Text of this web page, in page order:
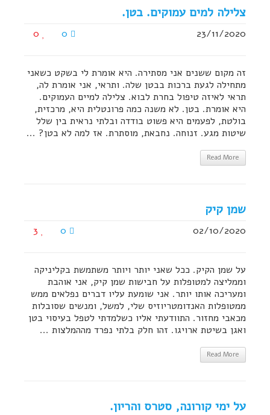
צלילה למים עמוקים. בטן.
23/11/2020
זה מקום ששנים אני מסתירה. היא אומרת לי בשקט כשאני
מתחילה לגעת ברכות בבטן שלה. ותראי, אני אומרת לה,
תראי לאיזה טיפול בחרת לבוא. צלילה למיים העמוקים.
היא אומרת. בטן. לא משנה כמה פרונטלית היא, מרכזית,
בולטת, לפעמים היא פשוט בודדה ובלתי נראית בין שלל
שיטות מגע. זנוחה. נחבאת, מוסתרת. אז למה לא בטן? ...
Read More
שמן קיק
02/10/2020
על שמן הקיק. ככל שאני יותר ויותר משתמשת בקליניקה
וממליצה למטופלות על חבישות שמן קיק, אני אוהבת
ומעריכה אותו יותר. אני שומעת עליו דברים נפלאים ממש
ממטופלות האנדומטריוזיס שלי, למשל, ומנשים שסובלות
מכאבי מחזור. התוודעתי אליו כשלמדתי לטפל בעיסוי בטן
ואגן בשיטת ארויגו. זהו חלק בלתי נפרד מההמלצות ...
Read More
על ימי קורונה, סטרס והריון.